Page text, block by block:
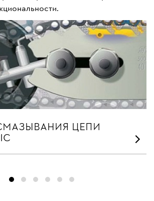
ЦЕПИ